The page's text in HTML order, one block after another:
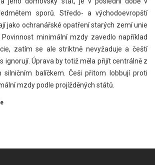
sporů. Středo- a východoevropští
jako ochranářské opatření starých zemí unie
minimální mzdy zavedlo například
zatím se ale striktně nevyžaduje a čeští
ignorují. Úprava by totiž měla přijít centrálně z
silničním balíčkem. Češi přitom lobbují proti
mzdy podle projížděných států.